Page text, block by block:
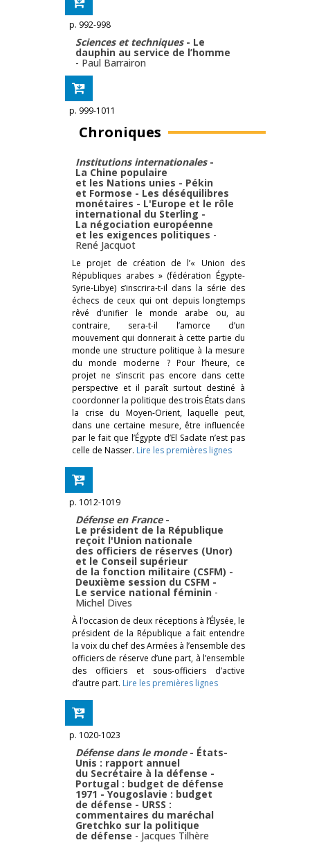
p. 992-998
Sciences et techniques - Le
dauphin au service de l’homme
- Paul Barrairon
p. 999-1011
Chroniques
Institutions internationales-
La Chine populaire
et les Nations unies - Pékin
et Formose - Les déséquilibres
monétaires - L'Europe et le rôle
international du Sterling -
La négociation européenne
et les exigences politiques -
René Jacquot
Le projet de création de l’« Union des
Républiques arabes » (fédération Égypte-
Syrie-Libye) s’inscrira-t-il dans la série des
échecs de ceux qui ont depuis longtemps
rêvé d’unifier le monde arabe ou, au
contraire, sera-t-il l’amorce d’un
mouvement qui donnerait à cette partie du
monde une structure politique à la mesure
du monde moderne ? Pour l’heure, ce
projet ne s’inscrit pas encore dans cette
perspective et il paraît surtout destiné à
coordonner la politique des trois États dans
la crise du Moyen-Orient, laquelle peut,
dans une certaine mesure, être influencée
par le fait que l’Égypte d’El Sadate n’est pas
celle de Nasser. Lire les premières lignes
p. 1012-1019
Défense en France-
Le président de la République
reçoit l'Union nationale
des officiers de réserves (Unor)
et le Conseil supérieur
de la fonction militaire (CSFM) -
Deuxième session du CSFM -
Le service national féminin -
Michel Dives
À l’occasion de deux réceptions à l’Élysée, le
président de la République a fait entendre
la voix du chef des Armées à l’ensemble des
officiers de réserve d’une part, à l’ensemble
des officiers et sous-officiers d’active
d’autre part. Lire les premières lignes
p. 1020-1023
Défense dans le monde - États-
Unis : rapport annuel
du Secrétaire à la défense -
Portugal : budget de défense
1971 - Yougoslavie : budget
de défense - URSS :
commentaires du maréchal
Gretchko sur la politique
de défense - Jacques Tilhère